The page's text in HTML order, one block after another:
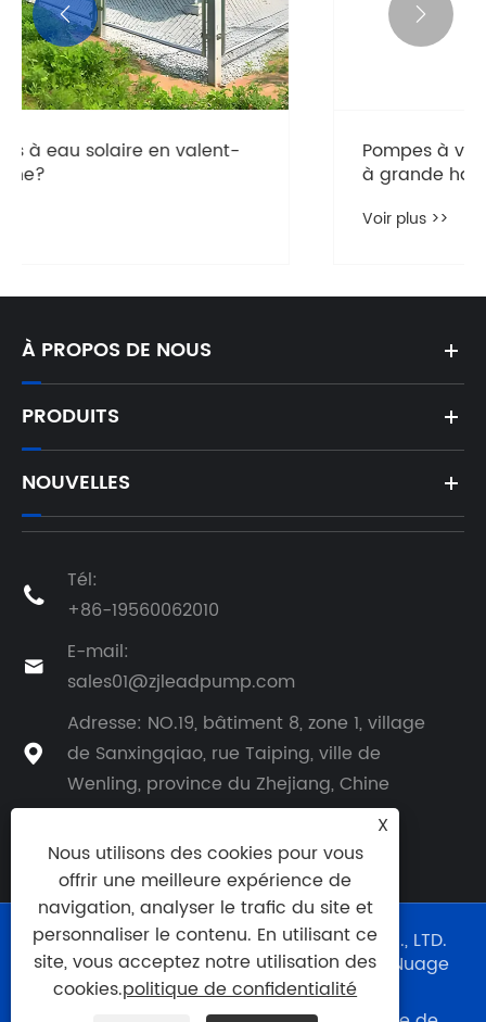
Pompes à vis solaire à grande hauteur
à grande hauteur: la solution ultime
 
À PROPOS DE NOUS
PRODUITS
NOUVELLES

Tél:
+86-19560062010

E-mail:
sales01@zjleadpump.com

Adresse: NO.19, bâtiment 8, zone 1, village
de Sanxingqiao, rue Taiping, ville de
Wenling, province du Zhejiang, Chine
Copyright © 2024 TAIZHOU LEAD PUMP CO., LTD.
Tous droits réservés. Support technique :
Nuage
Qixin
X
Nous utilisons des cookies pour vous
offrir une meilleure expérience de
navigation, analyser le trafic du site et
personnaliser le contenu. En utilisant ce
site, vous acceptez notre utilisation des
cookies.politique de confidentialité